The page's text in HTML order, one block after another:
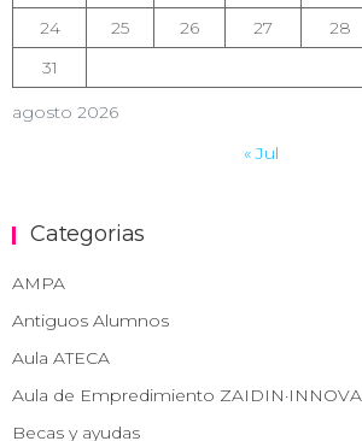
agosto 2026
24 25 26 27 28
31
« Jul
Categorias
AMPA
Antiguos Alumnos
Aula ATECA
Aula de Empredimiento ZAIDIN·INNOVA
Becas y ayudas